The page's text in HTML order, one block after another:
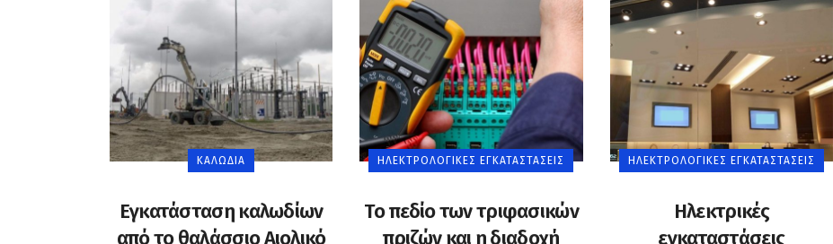
ΚΑΛΏΔΙΑ
Εγκατάσταση καλωδίων
από το θαλάσσιο Αιολικό
ΗΛΕΚΤΡΟΛΟΓΙΚΈΣ ΕΓΚΑΤΑΣΤΆΣΕΙΣ
Το πεδίο των τριφασικών
πριζών και η διαδοχή
ΗΛΕΚΤΡΟΛΟΓΙΚΈΣ ΕΓΚΑΤΑΣΤΆΣΕΙΣ
Ηλεκτρικές
εγκαταστάσεις